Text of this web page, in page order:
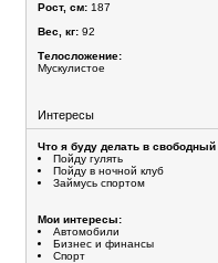
Рост, см: 187
Вес, кг: 92
Телосложение:
Мускулистое
Интересы
Что я буду делать в свободный
Пойду гулять
Пойду в ночной клуб
Займусь спортом
Мои интересы:
Автомобили
Бизнес и финансы
Спорт